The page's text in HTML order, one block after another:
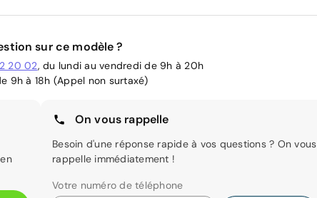
sur ce modèle ?
20 02, du lundi au vendredi de 9h à 20h
9h à 18h (Appel non surtaxé)
On vous rappelle
Besoin d'une réponse rapide à vos questions ? On vous
rappelle immédiatement !
Votre numéro de téléphone